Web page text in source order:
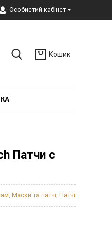
Особистий кабінет
Кошик
Патчи с
Маски та патчі Патчі